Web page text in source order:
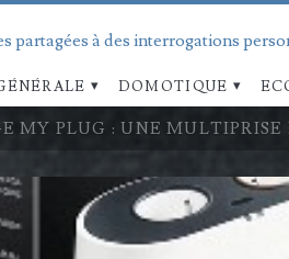
partagées à des interrogations
DOMOTIQUE
MY PLUG : UNE